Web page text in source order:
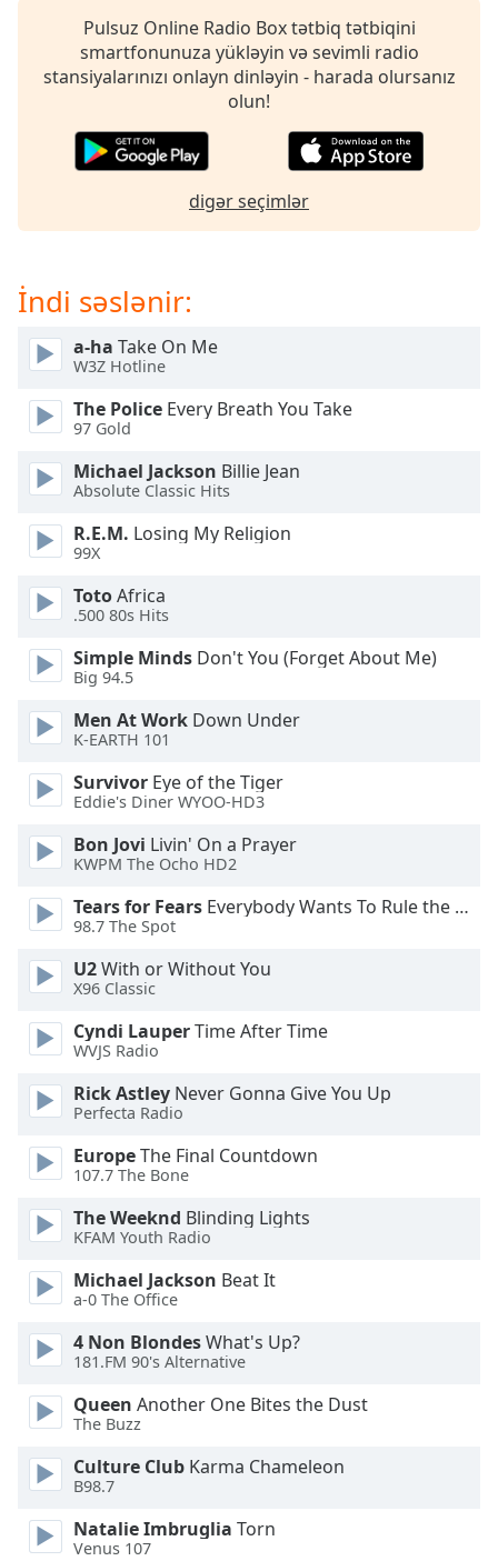
Escape
window.
Text
Color
Opacity
Text
Background
Color
Opacity
Caption
Background
Color
Opacity
Font
Size
Text
Edge
Family
Reset
Close
Modal
End
window.
Pulsuz Online Radio Box tətbiq tətbiqini
smartfonunuza yükləyin və sevimli radio
stansiyalarınızı onlayn dinləyin - harada olursanız
olun!
digər seçimlər
İndi səslənir:
a-ha Take On Me
W3Z Hotline
The Police Every Breath You Take
97 Gold
Michael Jackson Billie Jean
Absolute Classic Hits
R.E.M. Losing My Religion
99X
TotoAfrica
.500 80s Hits
Simple Minds Don't You (Forget About Me)
Big 94.5
Men At Work Down Under
K-EARTH 101
Survivor Eye of the Tiger
Eddie's Diner WYOO-HD3
Bon Jovi Livin' On a Prayer
KWPM The Ocho HD2
Tears for Fears Everybody Wants To Rule the World
98.7 The Spot
U2With or Without You
X96 Classic
Cyndi LauperTime After Time
WVJS Radio
Rick Astley Never Gonna Give You Up
Perfecta Radio
EuropeThe Final Countdown
107.7 The Bone
The Weeknd Blinding Lights
KFAM Youth Radio
Michael Jackson Beat It
a-0 The Office
4 Non BlondesWhat's Up?
181.FM 90's Alternative
Queen Another One Bites the Dust
The Buzz
Culture Club Karma Chameleon
B98.7
Natalie Imbruglia Torn
Venus 107